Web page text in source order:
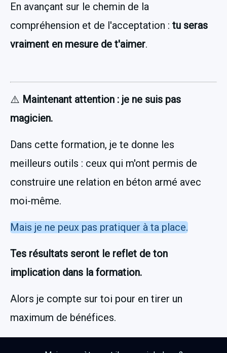
En avançant sur le chemin de la
compréhension et de l'acceptation : tu seras
vraiment en mesure de t'aimer.
⚠️ Maintenant attention : je ne suis pas
magicien.
Dans cette formation, je te donne les
meilleurs outils : ceux qui m'ont permis de
construire une relation en béton armé avec
moi-même.
Mais je ne peux pas pratiquer à ta place.
Tes résultats seront le reflet de ton
implication dans la formation.
Alors je compte sur toi pour en tirer un
maximum de bénéfices.